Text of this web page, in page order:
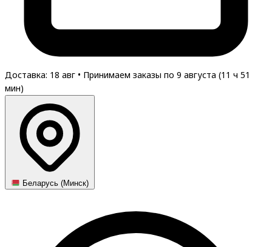
Доставка: 18 авг • Принимаем заказы по 9 августа (11 ч 51
мин)
Беларусь (Минск)